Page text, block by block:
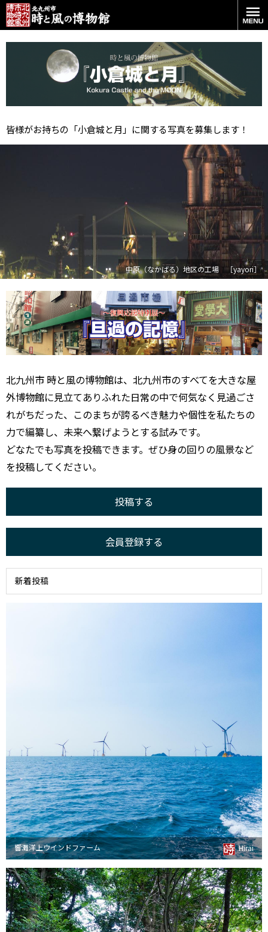
皆様がお持ちの「小倉城と月」に関する写真を募集します！
中原（なかばる）地区の工場 ［yayori］
北九州市 時と風の博物館は、北九州市のすべてを大きな屋
外博物館に見立てありふれた日常の中で何気なく見過ごさ
れがちだった、このまちが誇るべき魅力や個性を私たちの
力で編纂し、未来へ繋げようとする試みです。
どなたでも写真を投稿できます。ぜひ身の回りの風景など
を投稿してください。
投稿する
会員登録する
新着投稿
響灘洋上ウインドファーム Hirai